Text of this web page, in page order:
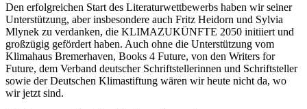
Den erfolgreichen Start des Literaturwettbewerbs haben wir seiner
Unterstützung, aber insbesondere auch Fritz Heidorn und Sylvia
Mlynek zu verdanken, die KLIMAZUKÜNFTE 2050 initiiert und
großzügig gefördert haben. Auch ohne die Unterstützung vom
Klimahaus Bremerhaven, Books 4 Future, von den Writers for
Future, dem Verband deutscher Schriftstellerinnen und Schriftsteller
sowie der Deutschen Klimastiftung wären wir heute nicht da, wo
wir jetzt sind.